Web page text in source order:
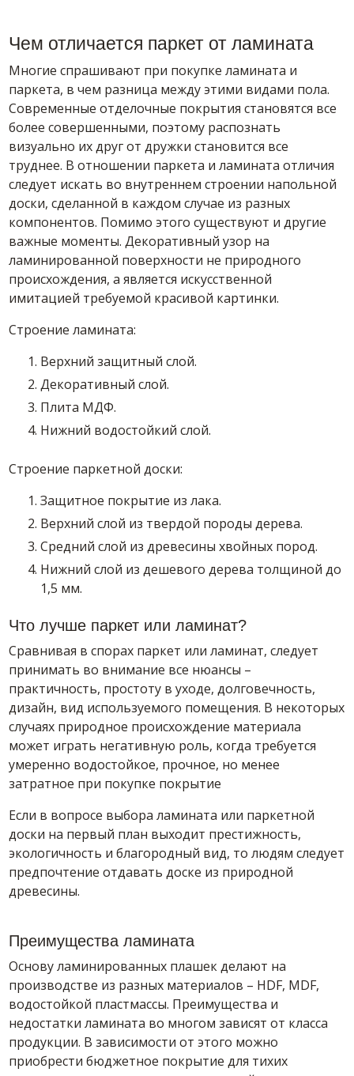
Чем отличается паркет от ламината
Многие спрашивают при покупке ламината и
паркета, в чем разница между этими видами пола.
Современные отделочные покрытия становятся все
более совершенными, поэтому распознать
визуально их друг от дружки становится все
труднее. В отношении паркета и ламината отличия
следует искать во внутреннем строении напольной
доски, сделанной в каждом случае из разных
компонентов. Помимо этого существуют и другие
важные моменты. Декоративный узор на
ламинированной поверхности не природного
происхождения, а является искусственной
имитацией требуемой красивой картинки.
Строение ламината:
Верхний защитный слой.
Декоративный слой.
Плита МДФ.
Нижний водостойкий слой.
Строение паркетной доски:
Защитное покрытие из лака.
Верхний слой из твердой породы дерева.
Средний слой из древесины хвойных пород.
Нижний слой из дешевого дерева толщиной до
1,5 мм.
Что лучше паркет или ламинат?
Сравнивая в спорах паркет или ламинат, следует
принимать во внимание все нюансы –
практичность, простоту в уходе, долговечность,
дизайн, вид используемого помещения. В некоторых
случаях природное происхождение материала
может играть негативную роль, когда требуется
умеренно водостойкое, прочное, но менее
затратное при покупке покрытие
Если в вопросе выбора ламината или паркетной
доски на первый план выходит престижность,
экологичность и благородный вид, то людям следует
предпочтение отдавать доске из природной
древесины.
Преимущества ламината
Основу ламинированных плашек делают на
производстве из разных материалов – HDF, MDF,
водостойкой пластмассы. Преимущества и
недостатки ламината во многом зависят от класса
продукции. В зависимости от этого можно
приобрести бюджетное покрытие для тихих